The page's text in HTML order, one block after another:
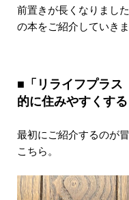
前置きが長くなりまし
の本をご紹介していきま
■「リライフプラ
的に住みやすくする
最初にご紹介するのが
こちら。